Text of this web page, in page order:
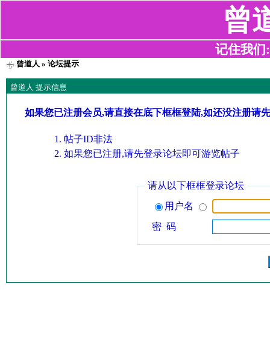
曾
记住我们
曾道人 » 论坛提示
曾道人 提示信息
如果您已注册会员,请直接在底下框框登陆,如还没注册请
帖子ID非法
如果您已注册,请先登录论坛即可游览帖子
请从以下框框登录论坛
用户名
密 码